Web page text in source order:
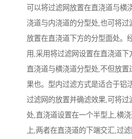
可以将过滤网放置在直浇道与横
浇道与内浇道的分型处,也可将过
放置在直浇道下方的分型面处。
用,采用将过滤网设置在直浇道
直浇道与横浇道分型处,不但放
果也。型内过滤方式是适合于铝
过滤网的放置并确滤效果,可将过
处,直浇道设置在一个半型上,横
上,两者在直浇道的下端交汇,过